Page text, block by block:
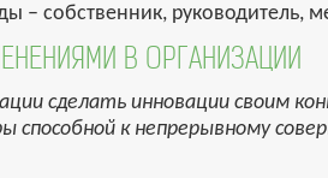
– собственник, руководитель,
В ОРГАНИЗАЦИИ
сделать инновации своим
способной к непрерывному